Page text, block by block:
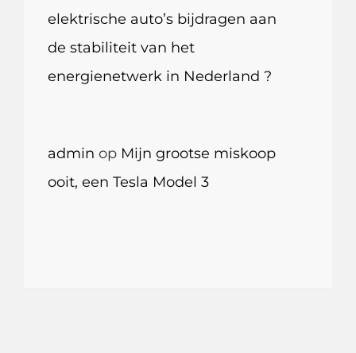
elektrische auto’s bijdragen aan
de stabiliteit van het
energienetwerk in Nederland ?
admin op Mijn grootse miskoop
ooit, een Tesla Model 3